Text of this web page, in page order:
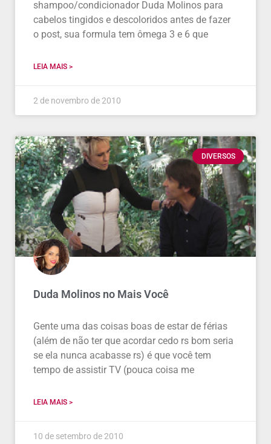
shampoo/condicionador Duda Molinos para
cabelos tingidos e descoloridos antes de fazer
o post, sua formula tem ômega 3 e 6 que
LEIA MAIS >
2 de novembro de 2010
DIVERSOS
Duda Molinos no Mais Você
Gente uma das coisas boas de estar de férias
(além de não ter que acordar cedo rs bom seria
se ela nunca acabasse rs) é que você tem
tempo de assistir TV (pouca coisa me
LEIA MAIS >
10 de setembro de 2010